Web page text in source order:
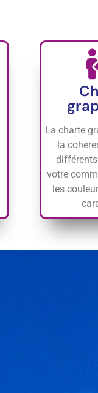
La charte
la
votre
les